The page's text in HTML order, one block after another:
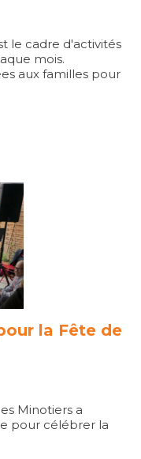
le cadre d'activités
mois.
aux familles pour
la Fête de
Minotiers a
pour célébrer la